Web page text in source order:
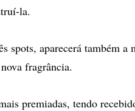
la.
spots, aparecerá também
nova fragrância.
premiadas, tendo